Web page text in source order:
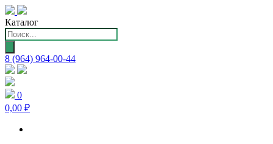
Каталог
Поиск
товаров
8 (964) 964-00-44
0
0,00 ₽